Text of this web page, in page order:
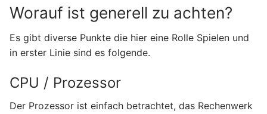
Worauf ist generell zu achten?
Es gibt diverse Punkte die hier eine Rolle Spielen und
in erster Linie sind es folgende.
CPU / Prozessor
Der Prozessor ist einfach betrachtet, das Rechenwerk